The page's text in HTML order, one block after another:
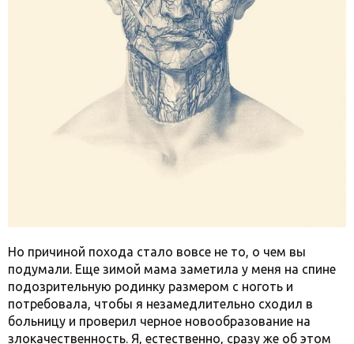
Но причиной похода стало вовсе не то, о чем вы
подумали. Еще зимой мама заметила у меня на спине
подозрительную родинку размером с ноготь и
потребовала, чтобы я незамедлительно сходил в
больницу и проверил черное новообразование на
злокачественность. Я, естественно, сразу же об этом